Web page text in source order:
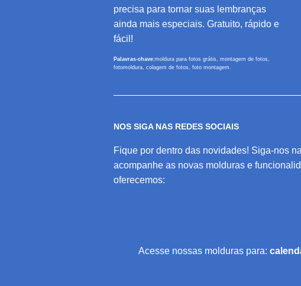
precisa para tornar suas lembranças
ainda mais especiais. Gratuito, rápido e
fácil!
Palavras-chave:moldura para fotos grátis, montagem de fotos,
fotomoldura, colagem de fotos, foto montagem.
NOS SIGA NAS REDES SOCIAIS
Fique por dentro das novidades! Siga-nos
acompanhe as novas molduras e
oferecemos:
Acesse nossas molduras para: